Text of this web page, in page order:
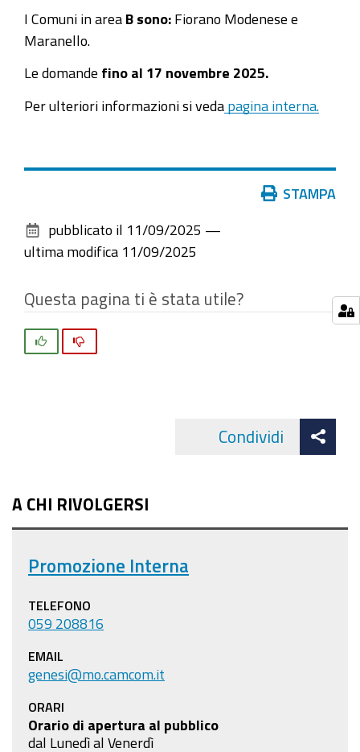
I Comuni in area B sono: Fiorano Modenese e
Maranello.
Le domande fino al 17 novembre 2025.
Per ulteriori informazioni si veda pagina interna.
documento
STAMPA
pubblicato il 11/09/2025 —
ultima modifica 11/09/2025
Questa pagina ti è stata utile?
Condividi
A CHI RIVOLGERSI
Promozione Interna
TELEFONO
059 208816
EMAIL
genesi@mo.camcom.it
ORARI
Orario di apertura al pubblico
dal Lunedì al Venerdì